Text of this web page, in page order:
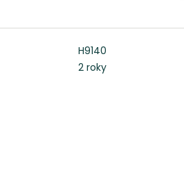
H9140
2 roky